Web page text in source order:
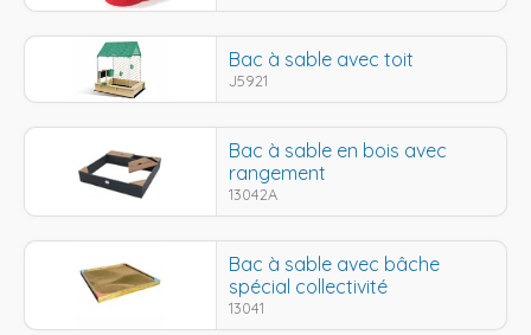
Bac à sable avec toit
J5921
Bac à sable en bois avec
rangement
13042A
Bac à sable avec bâche
spécial collectivité
13041